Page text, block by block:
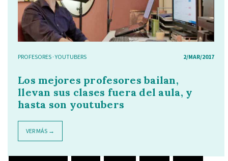
PROFESORES ·YOUTUBERS 2/MAR/2017
Los mejores profesores bailan,
llevan sus clases fuera del aula, y
hasta son youtubers
VER MÁS →